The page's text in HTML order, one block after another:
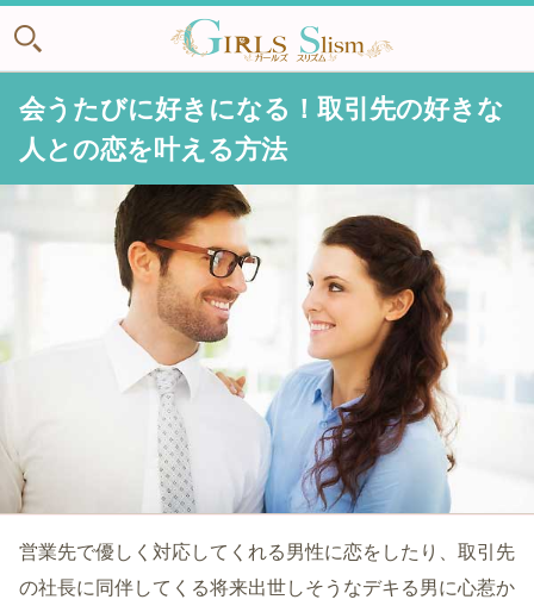
会うたびに好きになる！取引先の好きな
人との恋を叶える方法
営業先で優しく対応してくれる男性に恋をしたり、取引先
の社長に同伴してくる将来出世しそうなデキる男に心惹か